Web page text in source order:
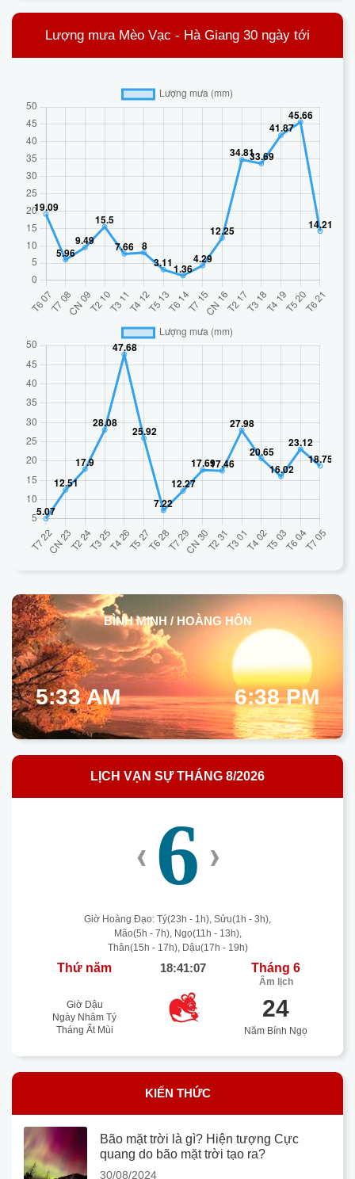
Lượng mưa Mèo Vạc - Hà Giang 30 ngày tới
BÌNH MINH / HOÀNG HÔN
5:33 AM 6:38 PM
LỊCH VẠN SỰ THÁNG 8/2026
‹ 6 ›
Giờ Hoàng Đạo: Tý(23h - 1h), Sửu(1h - 3h),
Mão(5h - 7h), Ngọ(11h - 13h),
Thân(15h - 17h), Dậu(17h - 19h)
Thứ năm 18:41:07 Tháng 6
Âm lịch
Giờ Dậu
Ngày Nhâm Tý
Tháng Ất Mùi
24
Năm Bính Ngọ
KIẾN THỨC
Bão mặt trời là gì? Hiện tượng Cực
quang do bão mặt trời tạo ra?
30/08/2024